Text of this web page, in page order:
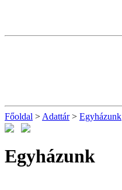
Főoldal > Adattár> Egyházunk
Egyházunk